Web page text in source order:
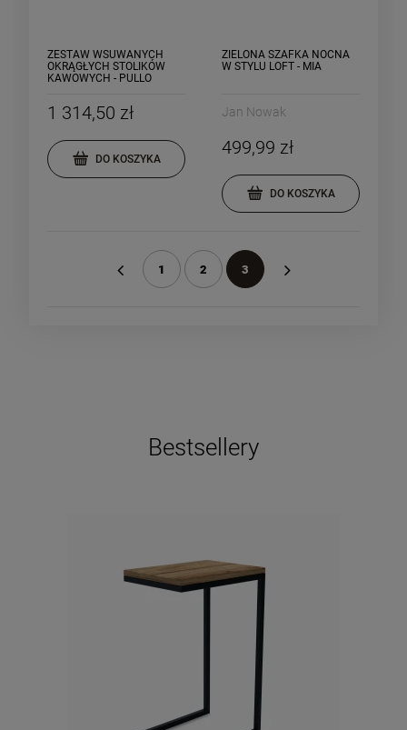
ZESTAW WSUWANYCH
OKRĄGŁYCH STOLIKÓW
KAWOWYCH - PULLO
1 314,50 zł
DO KOSZYKA
ZIELONA SZAFKA NOCNA
W STYLU LOFT - MIA
Jan Nowak
499,99 zł
DO KOSZYKA
1 2 3
Bestsellery